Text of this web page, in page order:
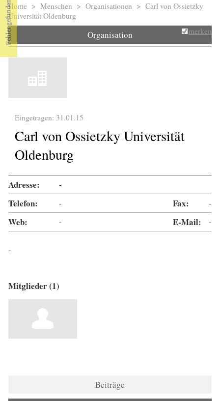
Sie sind hier
Home > Menschen > Organisationen > Carl von Ossietzky
Universität Oldenburg
Organisation merken
Eingetragen: 31.01.15
Carl von Ossietzky Universität
Oldenburg
Adresse: -
Telefon: - Fax: -
Web: - E-Mail: -
-
Mitglieder (1)
Beiträge